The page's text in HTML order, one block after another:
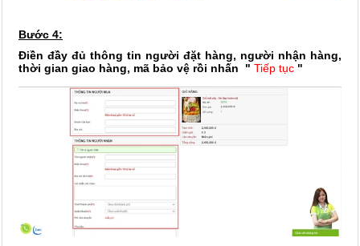
Bước 4:
Điền đầy đủ thông tin người đặt hàng, người nhận hàng,
thời gian giao hàng, mã bảo vệ rồi nhấn
" Tiếp tục "